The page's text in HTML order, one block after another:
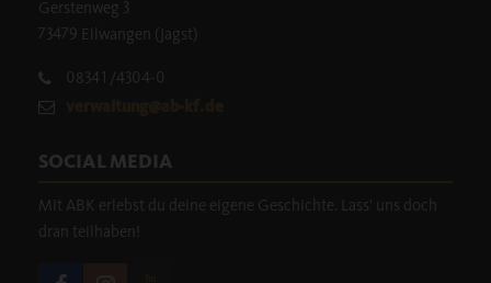
Gerstenweg 3
73479 Ellwangen (Jagst)
08341/4304-0
SOCIAL MEDIA
Mit ABK erlebst du deine eigene Geschichte. Lass' uns doch
dran teilhaben!